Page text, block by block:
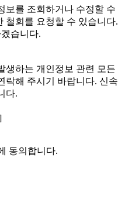
보를 조회하거나 수정할 수
철회를 요청할 수 있습니다.
습니다.
생하는 개인정보 관련 모든
락해 주시기 바랍니다. 신속
다.
동의합니다.